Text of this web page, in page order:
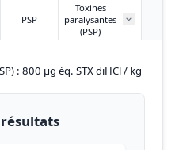
PSP
Toxines
paralysantes
(PSP)
: 800 µg éq. STX diHCl / kg